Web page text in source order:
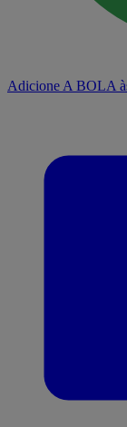
Adicione A BOLA